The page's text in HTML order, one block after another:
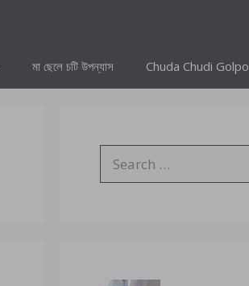
মা ছেলে চটি উপন্যাস Chuda Chudi Golpo
for: